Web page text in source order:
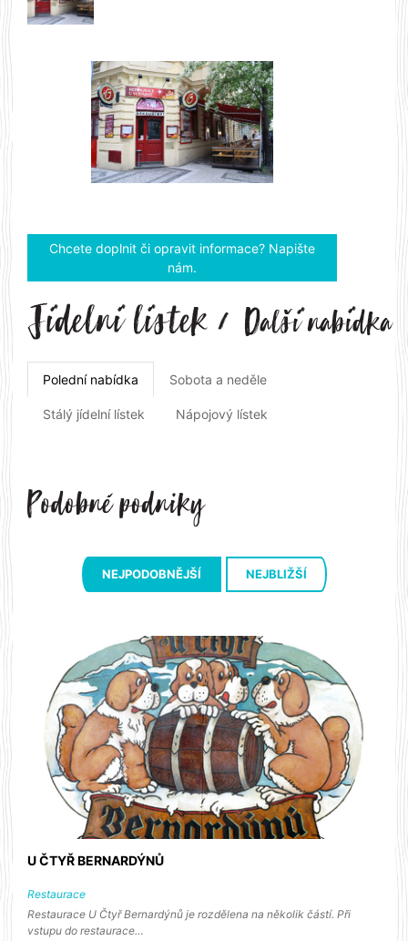
Previous
Chcete doplnit či opravit informace? Napište
nám.
Polední nabídka Sobota a neděle
Stálý jídelní lístek Nápojový lístek
NEJPODOBNĚJŠÍ NEJBLIŽŠÍ
U ČTYŘ BERNARDÝNŮ
Restaurace
Restaurace U Čtyř Bernardýnů je rozdělena na několik částí. Při
vstupu do restaurace…